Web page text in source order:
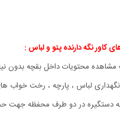
کاور نگه دارنده پتو و لباس :
مشاهده محتویات داخل بقچه بدون
لباس ، پارچه ، رخت
دستگیره در دو طرف محفظه جهت